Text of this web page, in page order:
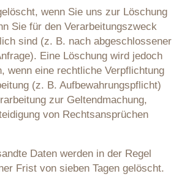
wenn Sie uns zur Löschung
Sie für den Verarbeitungszweck
sind (z. B. nach abgeschlossener
Eine Löschung wird jedoch
wenn eine rechtliche Verpflichtung
(z. B. Aufbewahrungspflicht)
zur Geltendmachung,
von Rechtsansprüchen
Daten werden in der Regel
Frist von sieben Tagen gelöscht.